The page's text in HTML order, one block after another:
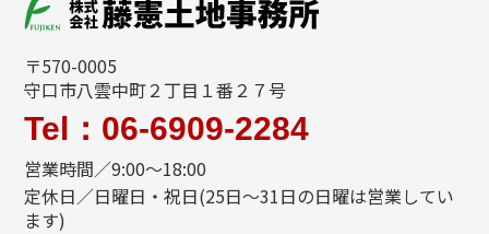
〒570-0005
守口市八雲中町２丁目１番２７号
Tel：06-6909-2284
営業時間／9:00～18:00
定休日／日曜日・祝日(25日～31日の日曜は営業してい
ます)